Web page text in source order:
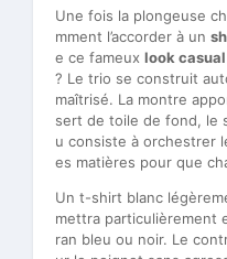
Une fois la plongeuse
mment l’accorder à un
e ce fameux look casual
? Le trio se construit
maîtrisé. La montre
sert de toile de fond, le
u consiste à orchestrer
es matières pour que
Un t-shirt blanc
mettra particulièrement
ran bleu ou noir. Le